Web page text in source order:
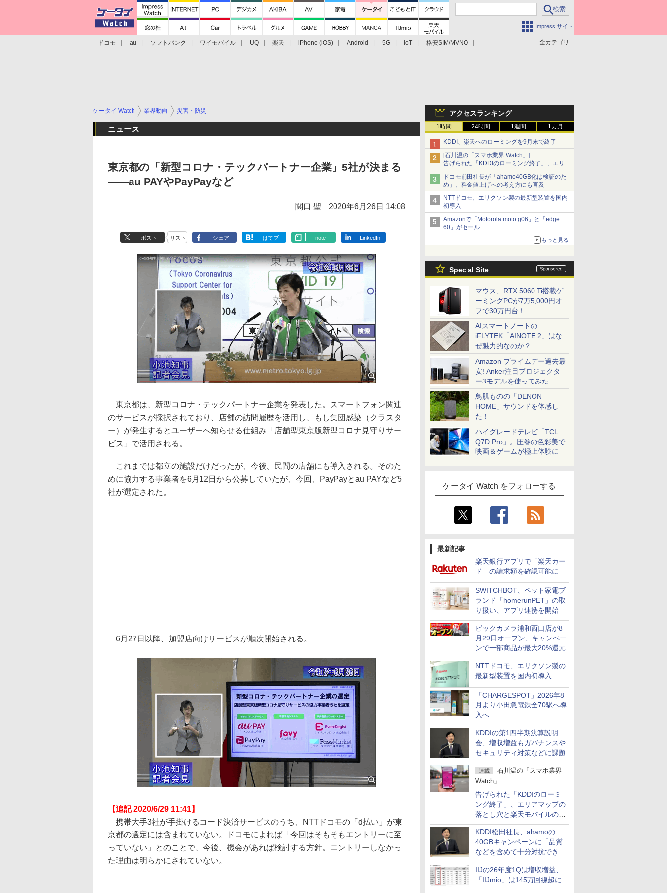
Impress サイト
全カテゴリ
ドコモ au ソフトバンク ワイモバイル UQ 楽天 iPhone (iOS) Android 5G IoT
格安SIM/MVNO
アクセスランキング
1時間 24時間 1週間 1カ月
KDDI、楽天へのローミングを9月末で終了
[石川温の「スマホ業界 Watch」]
告げられた「KDDIのローミング終了」、エリア
マップの落とし穴と楽天モバイルの課題
ドコモ前田社長が「ahamo40GB化は検証のた
め」、料金値上げへの考え方にも言及
NTTドコモ、エリクソン製の最新型装置を国内
初導入
Amazonで「Motorola moto g06」と「edge
60」がセール
もっと見る
Special Site
マウス、RTX 5060 Ti搭載ゲ
ーミングPCが7万5,000円オ
フで30万円台！
AIスマートノートの
iFLYTEK「AINOTE 2」はな
ぜ魅力的なのか？
Amazon プライムデー過去最
安! Anker注目プロジェクタ
ー3モデルを使ってみた
鳥肌ものの「DENON
HOME」サウンドを体感し
た！
ハイグレードテレビ「TCL
Q7D Pro」。圧巻の色彩美で
映画＆ゲームが極上体験に
ケータイ Watch をフォローする
最新記事
楽天銀行アプリで「楽天カー
ド」の請求額を確認可能に
SWITCHBOT、ペット家電ブ
ランド「homerunPET」の取
り扱い、アプリ連携を開始
ビックカメラ浦和西口店が8
月29日オープン、キャンペー
ンで一部商品が最大20%還元
NTTドコモ、エリクソン製の
最新型装置を国内初導入
「CHARGESPOT」2026年8
月より小田急電鉄全70駅へ導
入へ
KDDIの第1四半期決算説明
会、増収増益もガバナンスや
セキュリティ対策などに課題
連載
石川温の「スマホ業界
Watch」
告げられた「KDDIのローミ
ング終了」、エリアマップの
落とし穴と楽天モバイルの課
題
KDDI松田社長、ahamoの
40GBキャンペーンに「品質
などを含めて十分対抗でき
る」
IIJの26年度1Qは増収増益、
「IIJmio」は145万回線超に
ケータイ Watch 業界動向 災害・防災
ニュース
東京都の「新型コロナ・テックパートナー企業」5社が決まる
――au PAYやPayPayなど
関口 聖 2020年6月26日 14:08
ポスト リスト シェア はてブ note LinkedIn
東京都は、新型コロナ・テックパートナー企業を発表した。スマートフォン関連
のサービスが採択されており、店舗の訪問履歴を活用し、もし集団感染（クラスタ
ー）が発生するとユーザーへ知らせる仕組み「店舗型東京版新型コロナ見守りサー
ビス」で活用される。
これまでは都立の施設だけだったが、今後、民間の店舗にも導入される。そのた
めに協力する事業者を6月12日から公募していたが、今回、PayPayとau PAYなど5
社が選定された。
6月27日以降、加盟店向けサービスが順次開始される。
【追記 2020/6/29 11:41】
携帯大手3社が手掛けるコード決済サービスのうち、NTTドコモの「d払い」が東
京都の選定には含まれていない。ドコモによれば「今回はそもそもエントリーに至
っていない」とのことで、今後、機会があれば検討する方針。エントリーしなかっ
た理由は明らかにされていない。